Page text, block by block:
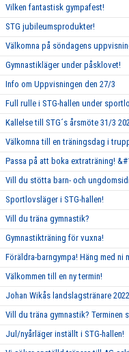
Vilken fantastisk gympafest!
STG jubileumsprodukter!
Välkomna på söndagens
Gymnastikläger under påsklovet!
Info om Uppvisningen den 27/3
Full rulle i STG-hallen under
Kallelse till STG´s årsmöte 31/3
Välkomna till en träningsdag i
Passa på att boka extraträning!
Vill du stötta barn- och
Sportlovsläger i STG-hallen!
Vill du träna gymnastik?
Gymnastikträning för vuxna!
Föräldra-barngympa! Häng med ni
Välkommen till en ny termin!
Johan Wikås landslagstränare 2022
Vill du träna gymnastik? Terminen
Jul/nyårläger inställt i STG-hallen!